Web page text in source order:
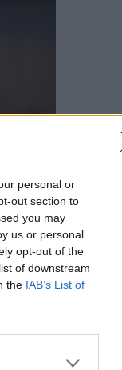
personal or
out section to
you may
us or personal
opt-out of the
of downstream
the IAB’s List of